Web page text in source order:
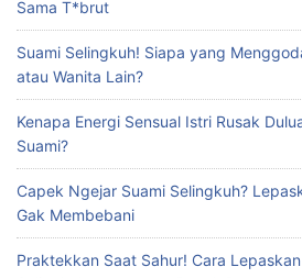
Sama T*brut
Suami Selingkuh! Siapa yang
atau Wanita Lain?
Kenapa Energi Sensual Istri Rusak
Suami?
Capek Ngejar Suami Selingkuh?
Gak Membebani
Praktekkan Saat Sahur! Cara